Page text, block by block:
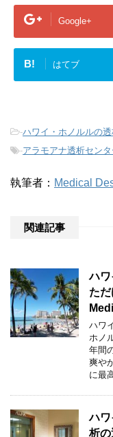
Google+
B! はてブ
-ハワイ・ホノルルの
-アラモアナ透析センタ
執筆者： Medical
関連記事
ハ
た
ハワ
ホノ
年間
爽や
に最
ハ
析の